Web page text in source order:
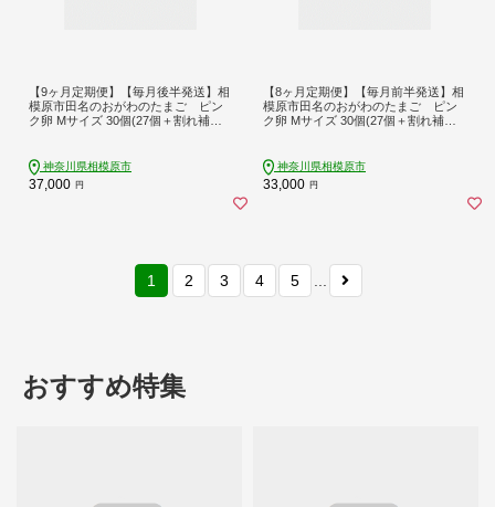
【9ヶ月定期便】【毎月後半発送】相
模原市田名のおがわのたまご ピン
ク卵 Mサイズ 30個(27個＋割れ補償3
神奈川県相模原市
37,000 円
【8ヶ月定期便】【毎月前半発送】相
模原市田名のおがわのたまご ピン
ク卵 Mサイズ 30個(27個＋割れ補償3
神奈川県相模原市
33,000 円
1 2 3 4 5
おすすめ特集